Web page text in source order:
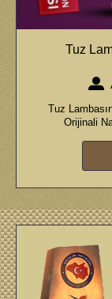
Tuz
Tuz
Orijinali